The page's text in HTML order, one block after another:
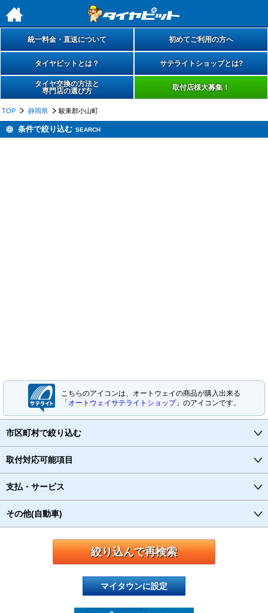
h
統一料金・直送について 初めてご利用の方へ
タイヤピットとは？ サテライトショップとは?
タイヤ交換の方法と
専門店の選び方
取付店様大募集！
TOP 静岡県 駿東郡小山町
条件で絞り込む SEARCH
こちらのアイコンは、オートウェイの商品が購入出来る
「 オートウェイサテライトショップ」のアイコンです。
市区町村で絞り込む
取付対応可能項目
支払・サービス
その他(自動車)
マイタウンに設定